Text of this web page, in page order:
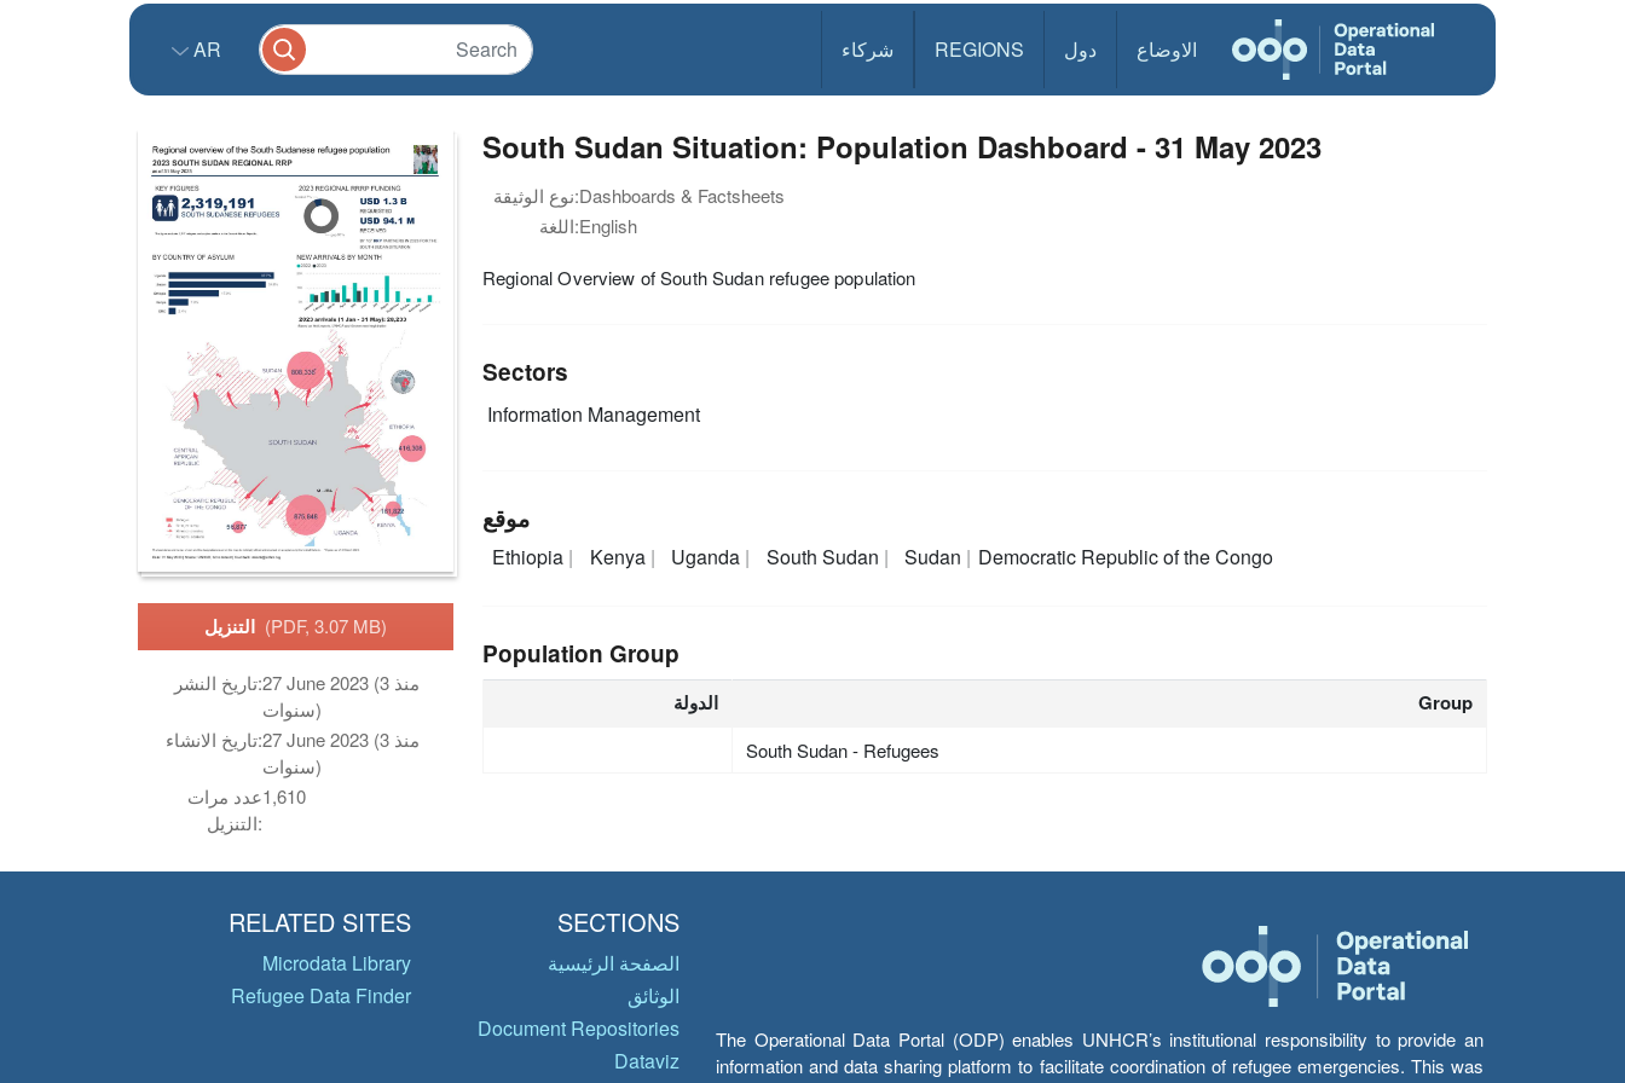
الاوضاع دول REGIONS شركاء AR
(PDF, 3.07 MB)
تاريخ النشر:27 June 2023 (منذ 3
سنوات)
تاريخ الانشاء:27 June 2023 (منذ 3
سنوات)
عدد مرات
التنزيل:
1,610
South Sudan Situation: Population Dashboard - 31 May 2023
نوع الوثيقة:Dashboards & Factsheets
اللغة:English
Regional Overview of South Sudan refugee population
Sectors
Information Management
موقع
Ethiopia Kenya Uganda South Sudan Sudan Democratic Republic of the Congo
Population Group
الدولة Group
South Sudan - Refugees
The Operational Data Portal (ODP) enables UNHCR’s institutional responsibility to provide an
information and data sharing platform to facilitate coordination of refugee emergencies. This was
SECTIONS
الصفحة الرئيسية
الوثائق
Document Repositories
Dataviz
RELATED SITES
Microdata Library
Refugee Data Finder